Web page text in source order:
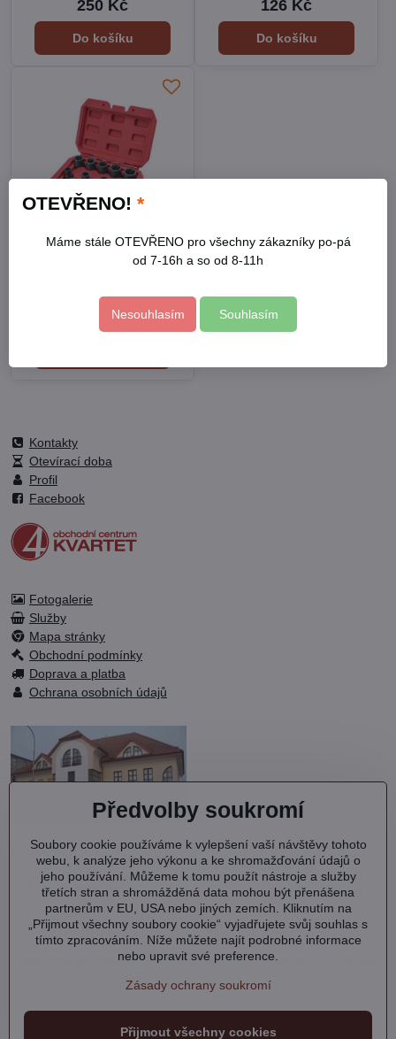
250 Kč
Do košíku
126 Kč
Do košíku
Hlavice na uvolňování
šroubů a matic, sada
Skladem
995 Kč
Kontakty
Otevírací doba
Profil
Facebook
Fotogalerie
Služby
Mapa stránky
Obchodní podmínky
Doprava a platba
Ochrana osobních údajů
OC KVARTET s.r.o.
Debřská 1000
293 06 Kosmonosy
IČ: 27202577
DIČ: CZ27202577
Společnost je zapsána v OR vedeném MS v Praze oddíl C, vložka
z obchodního rejstříku.
©2026Copyright
Předvolby soukromí
Soubory cookie používáme k vylepšení vaší návštěvy tohoto
webu, k analýze jeho výkonu a ke shromažďování údajů o
jeho používání. Můžeme k tomu použít nástroje a služby
třetích stran a shromážděná data mohou být přenášena
partnerům v EU, USA nebo jiných zemích. Kliknutím na
„Přijmout všechny soubory cookie“ vyjadřujete svůj souhlas s
tímto zpracováním. Níže můžete najít podrobné informace
nebo upravit své preference.
Zásady ochrany soukromí
Přijmout všechny cookies
OTEVŘENO! *
Máme stále OTEVŘENO pro všechny zákazníky po-pá
od 7-16h a so od 8-11h
Nesouhlasím Souhlasím